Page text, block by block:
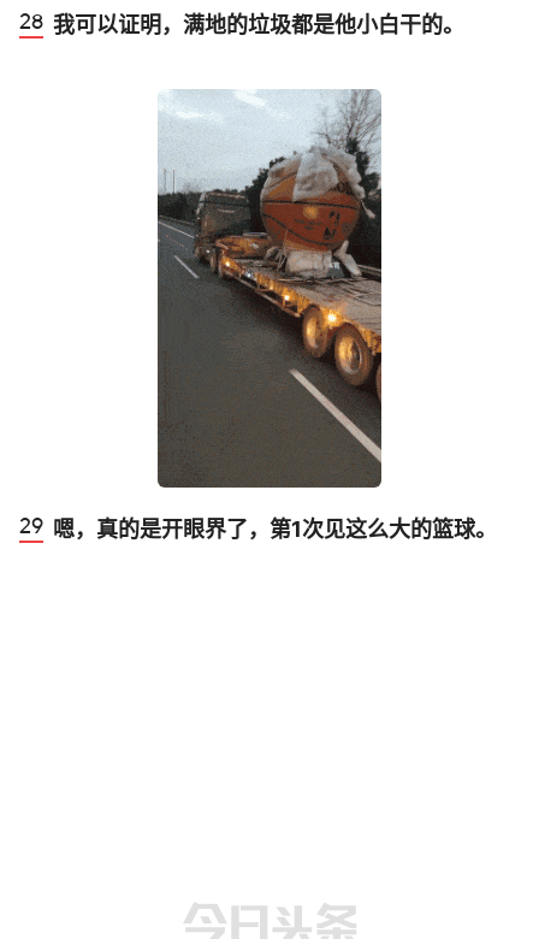
我可以证明，满地的垃圾都是他小白干的。
嗯，真的是开眼界了，第1次见这么大的篮球。